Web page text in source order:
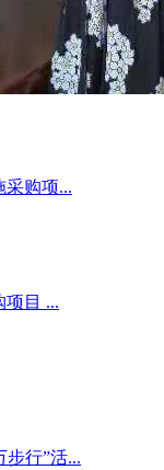
采购项...
项目 ...
步行”活...